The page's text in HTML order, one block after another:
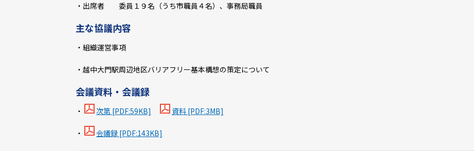
・出席者 委員１９名（うち市職員４名）、事務局職員
主な協議内容
・組織運営事項
・越中大門駅周辺地区バリアフリー基本構想の策定について
会議資料・会議録
・ 次第 [PDF:59KB] 資料 [PDF:3MB]
・ 会議録 [PDF:143KB]